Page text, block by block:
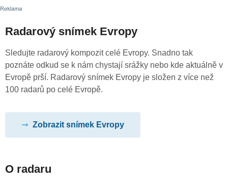
Radarový snímek Evropy
Sledujte radarový kompozit celé Evropy. Snadno tak
poznáte odkud se k nám chystají srážky nebo kde aktuálně v
Evropě prší. Radarový snímek Evropy je složen z více než
100 radarů po celé Evropě.
Zobrazit snímek Evropy
O radaru